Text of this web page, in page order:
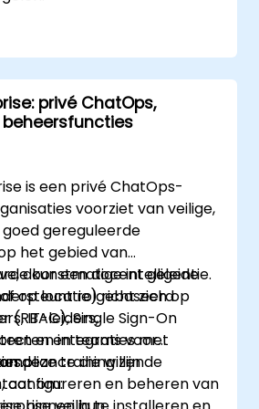
privé ChatOps,
is een privé ChatOps-
voorziet van veilige,
gereguleerde
het gebied van
kunstmatige intelligentie.
rolgebaseerd
(RBAC), Single Sign-On
en integraties met
door een docent geleide
op locatie) richt zich op
IT-leiders,
en teams voor
die willen
configureren en beheren van
deze training zijn de
om: